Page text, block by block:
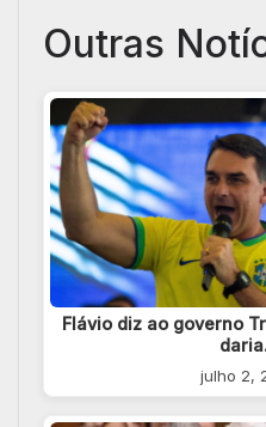
Outras
Flávio diz ao governo
julho 2,